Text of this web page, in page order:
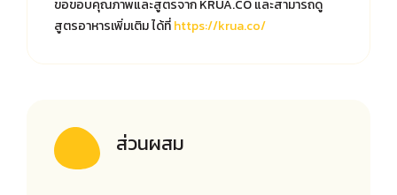
ขอขอบคุณภาพและสูตรจาก KRUA.CO และสามารถดู
สูตรอาหารเพิ่มเติม ได้ที่https://krua.co/
ส่วนผสม